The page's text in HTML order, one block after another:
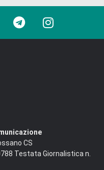
CS
Testata Giornalistica n.